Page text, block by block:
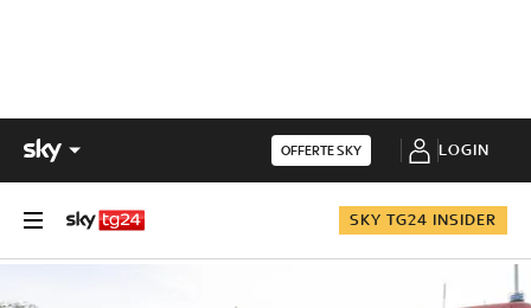
OFFERTE SKY LOGIN
SKY TG24 INSIDER